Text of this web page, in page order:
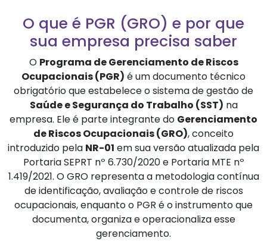
O que é PGR (GRO) e por que
sua empresa precisa saber
O Programa de Gerenciamento de Riscos
Ocupacionais (PGR) é um documento técnico
obrigatório que estabelece o sistema de gestão de
Saúde e Segurança do Trabalho (SST) na
empresa. Ele é parte integrante do Gerenciamento
de Riscos Ocupacionais (GRO), conceito
introduzido pela NR-01 em sua versão atualizada pela
Portaria SEPRT nº 6.730/2020 e Portaria MTE nº
1.419/2021. O GRO representa a metodologia contínua
de identificação, avaliação e controle de riscos
ocupacionais, enquanto o PGR é o instrumento que
documenta, organiza e operacionaliza esse
gerenciamento.